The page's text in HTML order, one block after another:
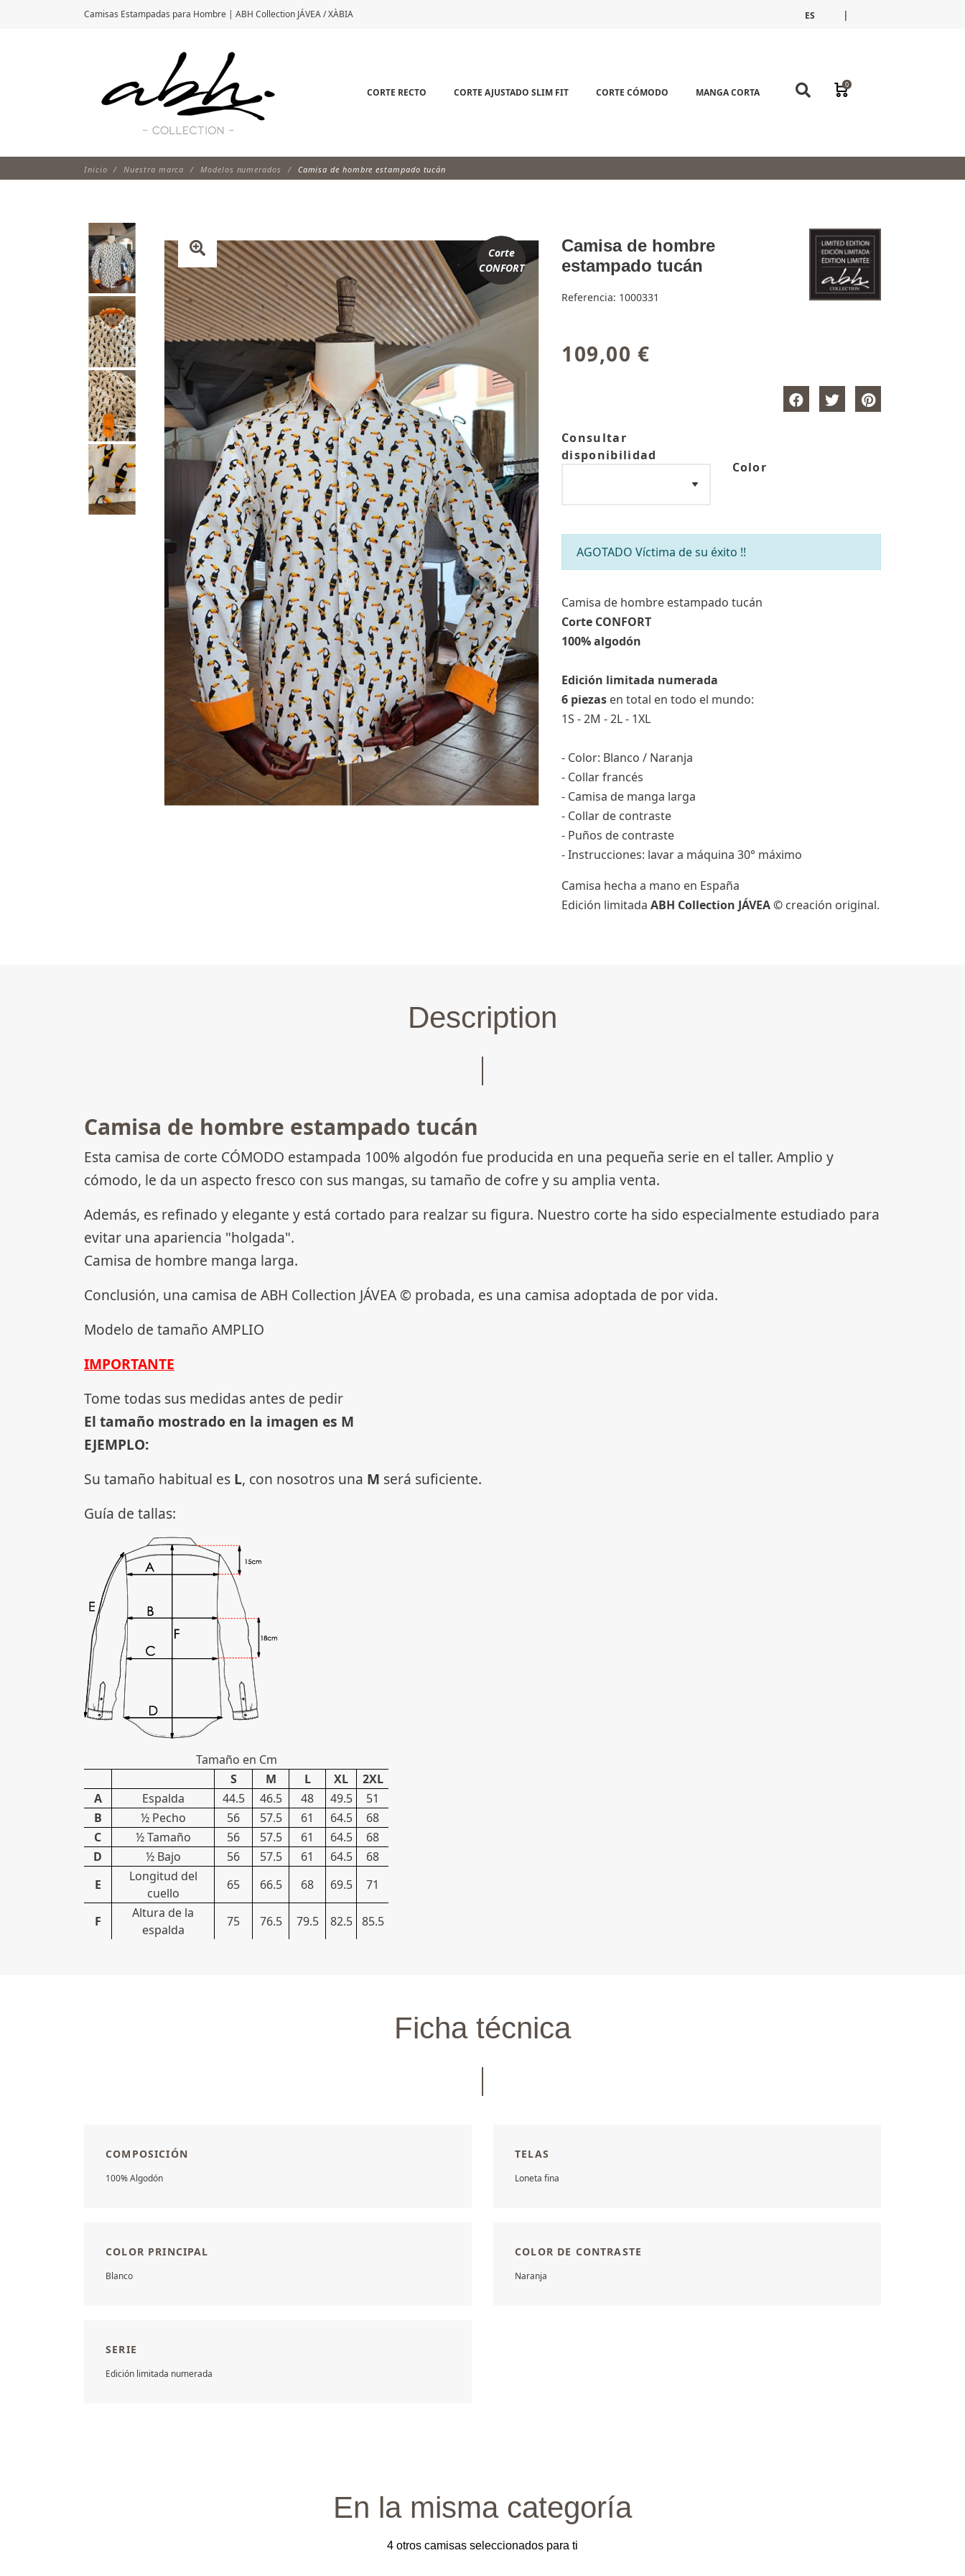
Camisas Estampadas para Hombre | ABH Collection JÁVEA / XÀBIA
ES
|
CORTE RECTO CORTE AJUSTADO SLIM FIT CORTE CÓMODO MANGA CORTA
0
Inicio Nuestra marca Modelos numerados Camisa de hombre estampado tucán
Corte
CONFORT
Camisa de hombre
estampado tucán
Referencia: 1000331
109,00 €
Consultar
disponibilidad
Color
AGOTADO Víctima de su éxito !!
Camisa de hombre estampado tucán
Corte CONFORT
100% algodón
Edición limitada numerada
6 piezas en total en todo el mundo:
1S - 2M - 2L - 1XL
- Color: Blanco / Naranja
- Collar francés
- Camisa de manga larga
- Collar de contraste
- Puños de contraste
- Instrucciones: lavar a máquina 30° máximo
Camisa hecha a mano en España
Edición limitada ABH Collection JÁVEA © creación original.
Description
Camisa de hombre estampado tucán
Esta camisa de corte CÓMODO estampada 100% algodón fue producida en una pequeña serie en el taller. Amplio y
cómodo, le da un aspecto fresco con sus mangas, su tamaño de cofre y su amplia venta.
Además, es refinado y elegante y está cortado para realzar su figura. Nuestro corte ha sido especialmente estudiado para
evitar una apariencia "holgada".
Camisa de hombre manga larga.
Conclusión, una camisa de ABH Collection JÁVEA © probada, es una camisa adoptada de por vida.
Modelo de tamaño AMPLIO
IMPORTANTE
Tome todas sus medidas antes de pedir
El tamaño mostrado en la imagen es M
EJEMPLO:
Su tamaño habitual es L, con nosotros una M será suficiente.
Guía de tallas:
Tamaño en Cm
S
M L XL
2XL
A
Espalda 44.5 46.5 48 49.5
51
B
½ Pecho 56 57.5 61 64.5
68
C
½ Tamaño 56 57.5 61 64.5
68
D
½ Bajo 56 57.5 61 64.5
68
E
Longitud del
cuello
65 66.5 68 69.5 71
F
Altura de la
espalda
75 76.5 79.5 82.5 85.5
Ficha técnica
COMPOSICIÓN
100% Algodón
TELAS
Loneta fina
COLOR PRINCIPAL
Blanco
COLOR DE CONTRASTE
Naranja
SERIE
Edición limitada numerada
En la misma categoría
4 otros camisas seleccionados para ti